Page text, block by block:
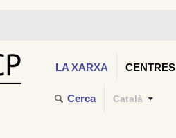
LA XARXA CENTRES
Cerca Català